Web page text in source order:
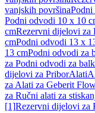
vanjskih površinaPodni
Podni odvodi 10 x 10
cmRezervni dijelovi za
cmPodni odvodi 13 x
13 cmPodni odvodi za
za Podni odvodi za
dijelovi za PriborAlati
za Alati za Geberit
za Ručni alati za
[1]Rezervni dijelovi za